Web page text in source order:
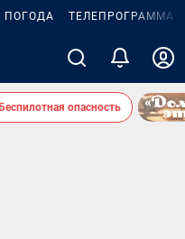
ПОГОДА ТЕЛЕПРОГРАММА
опасность